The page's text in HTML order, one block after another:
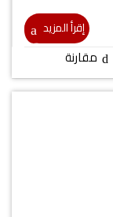
إقرأ المزيد
مقارنة